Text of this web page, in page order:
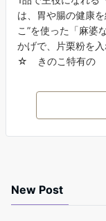
は、胃や腸の健康
こ”を使った「麻婆
かげで、片栗粉を
☆ きのこ特有の
New Post